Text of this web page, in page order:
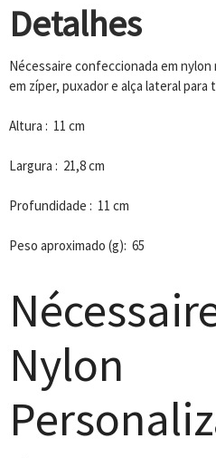
Detalhes
Nécessaire confeccionada em
em zíper, puxador e alça lateral
Altura : 11 cm
Largura : 21,8 cm
Profundidade : 11 cm
Peso aproximado (g): 65
Nylon